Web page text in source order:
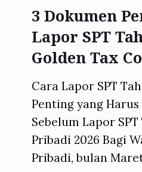
3 Dokumen
Lapor SPT
Golden Tax
Cara Lapor SPT
Penting yang
Sebelum Lapor
Pribadi 2026 Bagi
Pribadi, bulan